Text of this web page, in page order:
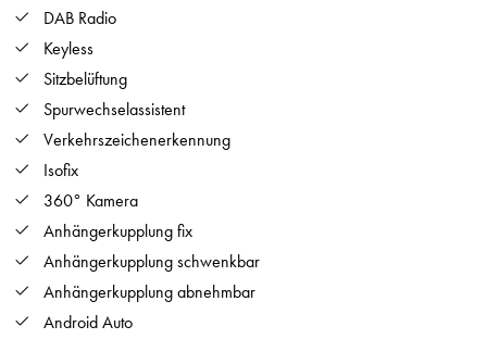
DAB Radio
Keyless
Sitzbelüftung
Spurwechselassistent
Verkehrszeichenerkennung
Isofix
360° Kamera
Anhängerkupplung fix
Anhängerkupplung schwenkbar
Anhängerkupplung abnehmbar
Android Auto